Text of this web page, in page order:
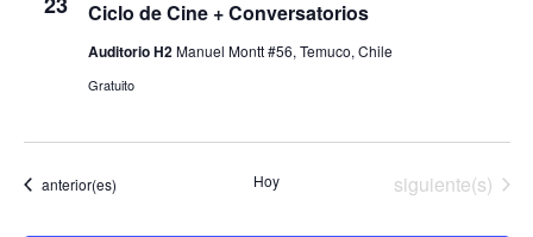
Ciclo de Cine + Conversatorios
Auditorio H2Manuel Montt #56, Temuco, Chile
Gratuito
Eventos
anterior(es) Hoy Eventos
siguiente(s)